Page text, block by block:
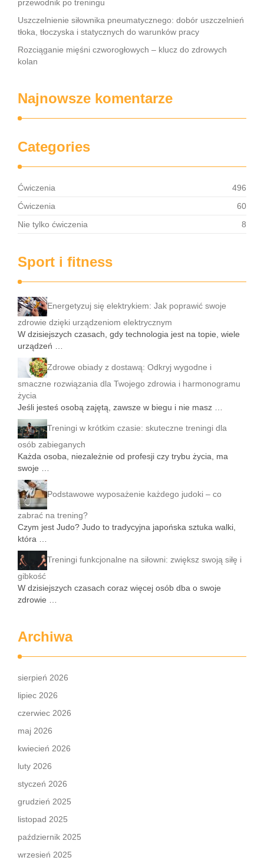
przewodnik po treningu
Uszczelnienie siłownika pneumatycznego: dobór uszczelnień
tłoka, tłoczyska i statycznych do warunków pracy
Rozciąganie mięśni czworogłowych – klucz do zdrowych
kolan
Najnowsze komentarze
Categories
Ćwiczenia
496
Ćwiczenia
60
Nie tylko ćwiczenia
8
Sport i fitness
Energetyzuj się elektrykiem: Jak poprawić swoje
zdrowie dzięki urządzeniom elektrycznym
W dzisiejszych czasach, gdy technologia jest na topie, wiele
urządzeń …
Zdrowe obiady z dostawą: Odkryj wygodne i
smaczne rozwiązania dla Twojego zdrowia i harmonogramu
życia
Jeśli jesteś osobą zajętą, zawsze w biegu i nie masz …
Treningi w krótkim czasie: skuteczne treningi dla
osób zabieganych
Każda osoba, niezależnie od profesji czy trybu życia, ma
swoje …
Podstawowe wyposażenie każdego judoki – co
zabrać na trening?
Czym jest Judo? Judo to tradycyjna japońska sztuka walki,
która …
Treningi funkcjonalne na siłowni: zwiększ swoją siłę i
gibkość
W dzisiejszych czasach coraz więcej osób dba o swoje
zdrowie …
Archiwa
sierpień 2026
lipiec 2026
czerwiec 2026
maj 2026
kwiecień 2026
luty 2026
styczeń 2026
grudzień 2025
listopad 2025
październik 2025
wrzesień 2025